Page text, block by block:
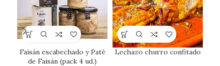
Faisán escabechado y Paté
de Faisán (pack 4 ud.)
Lechazo churro confitado